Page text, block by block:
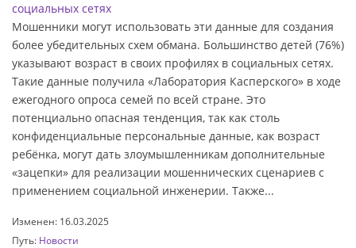
социальных сетях
Мошенники могут использовать эти данные для создания
более убедительных схем обмана. Большинство детей (76%)
указывают возраст в своих профилях в социальных сетях.
Такие данные получила «Лаборатория Касперского» в ходе
ежегодного опроса семей по всей стране. Это
потенциально опасная тенденция, так как столь
конфиденциальные персональные данные, как возраст
ребёнка, могут дать злоумышленникам дополнительные
«зацепки» для реализации мошеннических сценариев с
применением социальной инженерии. Также...
Изменен: 16.03.2025
Путь: Новости